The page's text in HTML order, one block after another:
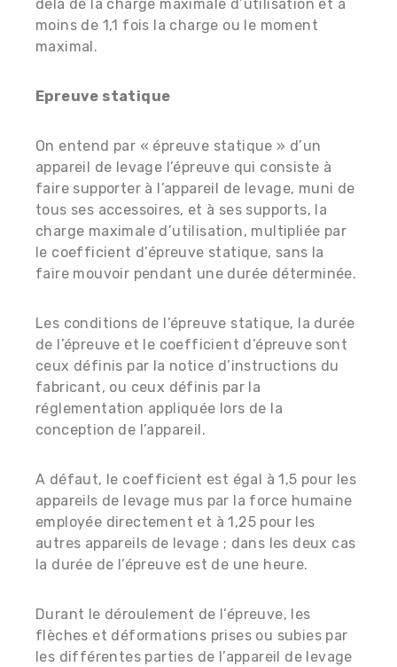
delà de la charge maximale d’utilisation et à
moins de 1,1 fois la charge ou le moment
maximal.
Epreuve statique
On entend par « épreuve statique » d’un
appareil de levage l’épreuve qui consiste à
faire supporter à l’appareil de levage, muni de
tous ses accessoires, et à ses supports, la
charge maximale d’utilisation, multipliée par
le coefficient d’épreuve statique, sans la
faire mouvoir pendant une durée déterminée.
Les conditions de l’épreuve statique, la durée
de l’épreuve et le coefficient d’épreuve sont
ceux définis par la notice d’instructions du
fabricant, ou ceux définis par la
réglementation appliquée lors de la
conception de l’appareil.
A défaut, le coefficient est égal à 1,5 pour les
appareils de levage mus par la force humaine
employée directement et à 1,25 pour les
autres appareils de levage ; dans les deux cas
la durée de l’épreuve est de une heure.
Durant le déroulement de l’épreuve, les
flèches et déformations prises ou subies par
les différentes parties de l’appareil de levage